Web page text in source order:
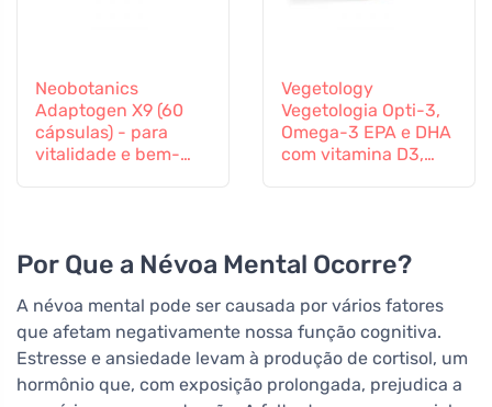
Neobotanics
Adaptogen X9 (60
cápsulas) - para
vitalidade e bem-
Vegetology
Vegetologia Opti-3,
Omega-3 EPA e DHA
com vitamina D3,
Por Que a Névoa Mental Ocorre?
A névoa mental pode ser causada por vários fatores
que afetam negativamente nossa função cognitiva.
Estresse e ansiedade levam à produção de cortisol, um
hormônio que, com exposição prolongada, prejudica a